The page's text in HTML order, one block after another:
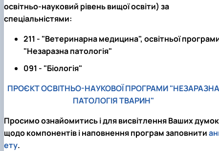
освітньо-науковий рівень вищої освіти) за
спеціальністями:
211 - "Ветеринарна медицина", освітньої
"Незаразна патологія"
091 - "Біологія"
ПРОЄКТ ОСВІТНЬО-НАУКОВОЇ ПРОГРАМИ "НЕЗАРАЗНА
ПАТОЛОГІЯ ТВАРИН"
Просимо ознайомитись і для висвітлення Ваших думок
щодо компонентів і наповнення програм заповнити
ету.